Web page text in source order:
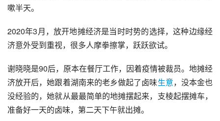
嗽半天。
2020年3月，放开地摊经济是当时时势的选择，这种边缘经
济意外受到重视，很多人摩拳擦掌，跃跃欲试。
谢晓晓是90后，原本在餐厅工作，因着疫情被裁员。地摊经
济放开后，她跟着湖南来的老乡做起了卤味生意，没本金也
没经验的，她就从最最简单的地摊摆起来，支棱起摆摊车，
准备好一天的卤味，第二天下午就出摊。